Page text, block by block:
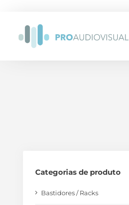
content
Categorias de produto
Bastidores / Racks